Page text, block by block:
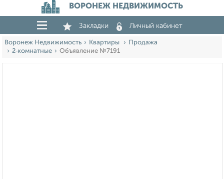
ВОРОНЕЖ НЕДВИЖИМОСТЬ
Закладки Личный кабинет
Воронеж Недвижимость Квартиры
Продажа
2‑комнатные
Объявление №7191